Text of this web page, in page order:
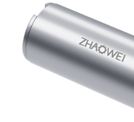
Φ22mm（MC2250）